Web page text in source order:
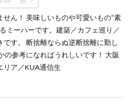
ん！ 美味しいものや可愛いもの”素
ミーハーです。建築／カフェ巡り／
す。 断捨離ならぬ逆断捨離に勤し
の参考になればうれしいです！ 大阪
リア／KUA通信生